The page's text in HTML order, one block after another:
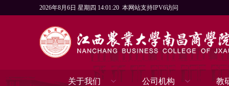
2026年8月6日 星期四 14:01:21 本网站支持IPV6访问
关于我们 公司机构 教